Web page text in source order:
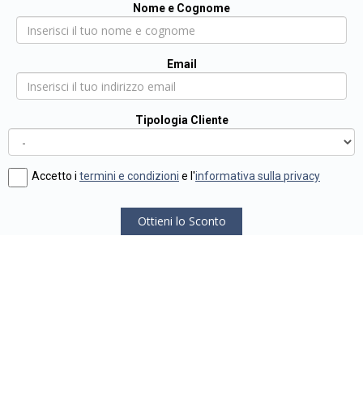
Nome e Cognome
Email
Tipologia Cliente
Accetto i termini e condizioni e l'informativa sulla privacy
Ottieni lo Sconto